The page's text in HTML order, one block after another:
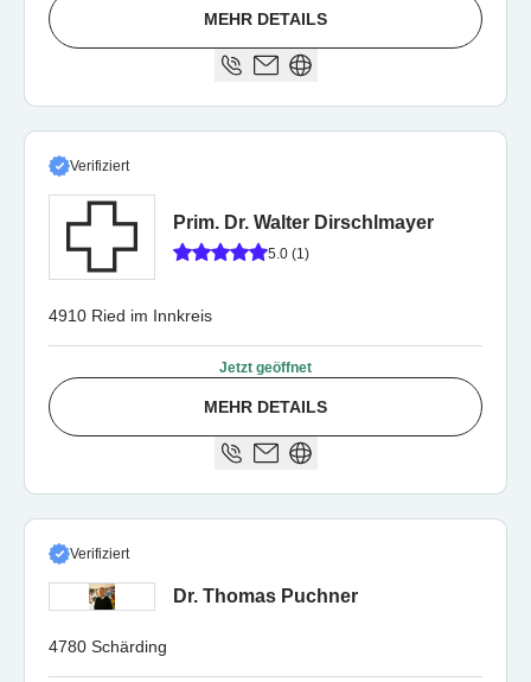
MEHR DETAILS
Verifiziert
Prim. Dr. Walter Dirschlmayer
5.0 (1)
4910 Ried im Innkreis
Jetzt geöffnet
MEHR DETAILS
Verifiziert
Dr. Thomas Puchner
4780 Schärding